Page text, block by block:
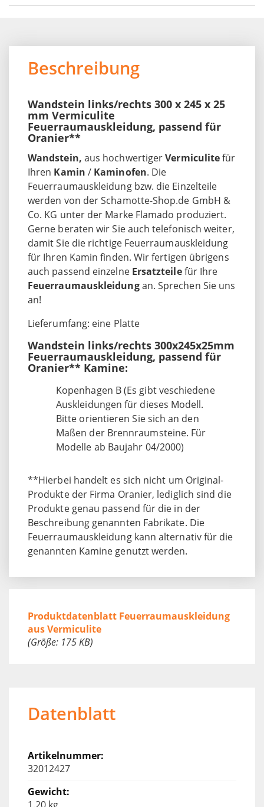
Beschreibung
Wandstein links/rechts 300 x 245 x 25
mm Vermiculite
Feuerraumauskleidung, passend für
Oranier**
Wandstein, aus hochwertigerVermiculitefür
Ihren Kamin / Kaminofen. Die
Feuerraumauskleidung bzw. die Einzelteile
werden von der Schamotte-Shop.de GmbH &
Co. KG unter der Marke Flamado produziert.
Gerne beraten wir Sie auch telefonisch weiter,
damit Sie die richtige Feuerraumauskleidung
für Ihren Kamin finden. Wir fertigen übrigens
auch passend einzelne Ersatzteilefür Ihre
Feuerraumauskleidungan. Sprechen Sie uns
an!
Lieferumfang: eine Platte
Wandstein links/rechts 300x245x25mm
Feuerraumauskleidung, passend für
Oranier** Kamine:
Kopenhagen B (Es gibt veschiedene
Auskleidungen für dieses Modell.
Bitte orientieren Sie sich an den
Maßen der Brennraumsteine. Für
Modelle ab Baujahr 04/2000)
**Hierbei handelt es sich nicht um Original-
Produkte der Firma Oranier, lediglich sind die
Produkte genau passend für die in der
Beschreibung genannten Fabrikate. Die
Feuerraumauskleidung kann alternativ für die
genannten Kamine genutzt werden.
Produktdatenblatt Feuerraumauskleidung
aus Vermiculite
(Größe: 175 KB)
Datenblatt
32012427